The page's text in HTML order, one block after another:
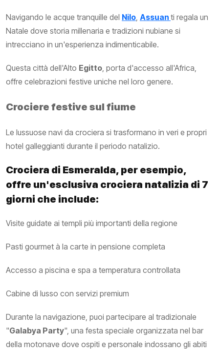
Navigando le acque tranquille del Nilo, Assuan ti regala un
Natale dove storia millenaria e tradizioni nubiane si
intrecciano in un'esperienza indimenticabile.
Questa città dell'Alto Egitto, porta d'accesso all'Africa,
offre celebrazioni festive uniche nel loro genere.
Crociere festive sul fiume
Le lussuose navi da crociera si trasformano in veri e propri
hotel galleggianti durante il periodo natalizio.
Crociera di Esmeralda, per esempio,
offre un'esclusiva crociera natalizia di 7
giorni che include:
Visite guidate ai templi più importanti della regione
Pasti gourmet à la carte in pensione completa
Accesso a piscina e spa a temperatura controllata
Cabine di lusso con servizi premium
Durante la navigazione, puoi partecipare al tradizionale
"Galabya Party", una festa speciale organizzata nel bar
della motonave dove ospiti e personale indossano gli abiti